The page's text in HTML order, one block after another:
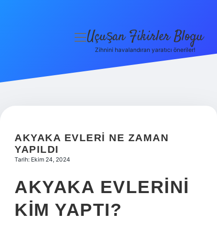
Hakkımızda
menüyü
Uçuşan Fikirler Blogu
Zihnini havalandıran yaratıcı öneriler!
AKYAKA EVLERI NE ZAMAN
YAPILDI
Tarih: Ekim 24, 2024
AKYAKA EVLERINI
KIM YAPTI?